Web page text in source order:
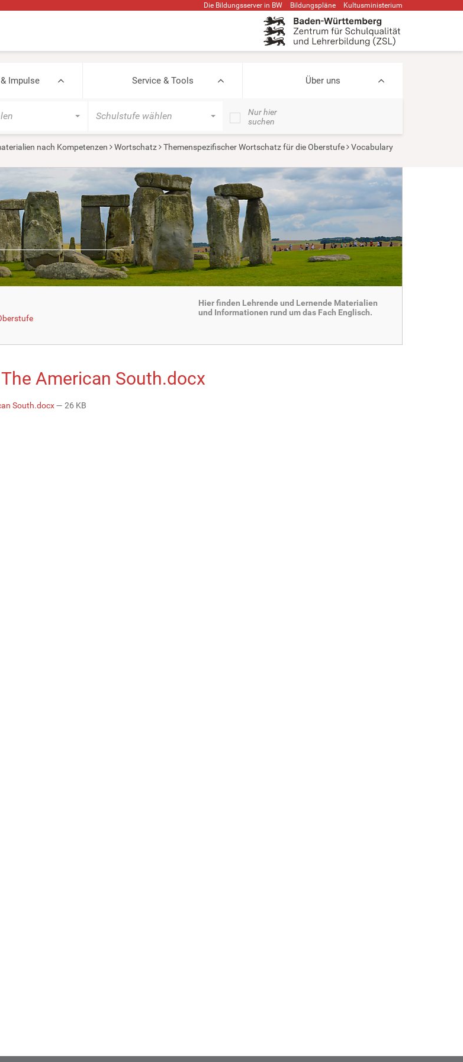
Die Bildungsserver in BW Bildungspläne Kultusministerium
Impulse Service & Tools Über uns
Schulstufe wählen
Nur hier
suchen
nach Kompetenzen Wortschatz Themenspezifischer Wortschatz für die Oberstufe
Vocabulary
Hier finden Lehrende und Lernende Materialien
und Informationen rund um das Fach Englisch.
American South.docx
South.docx— 26 KB